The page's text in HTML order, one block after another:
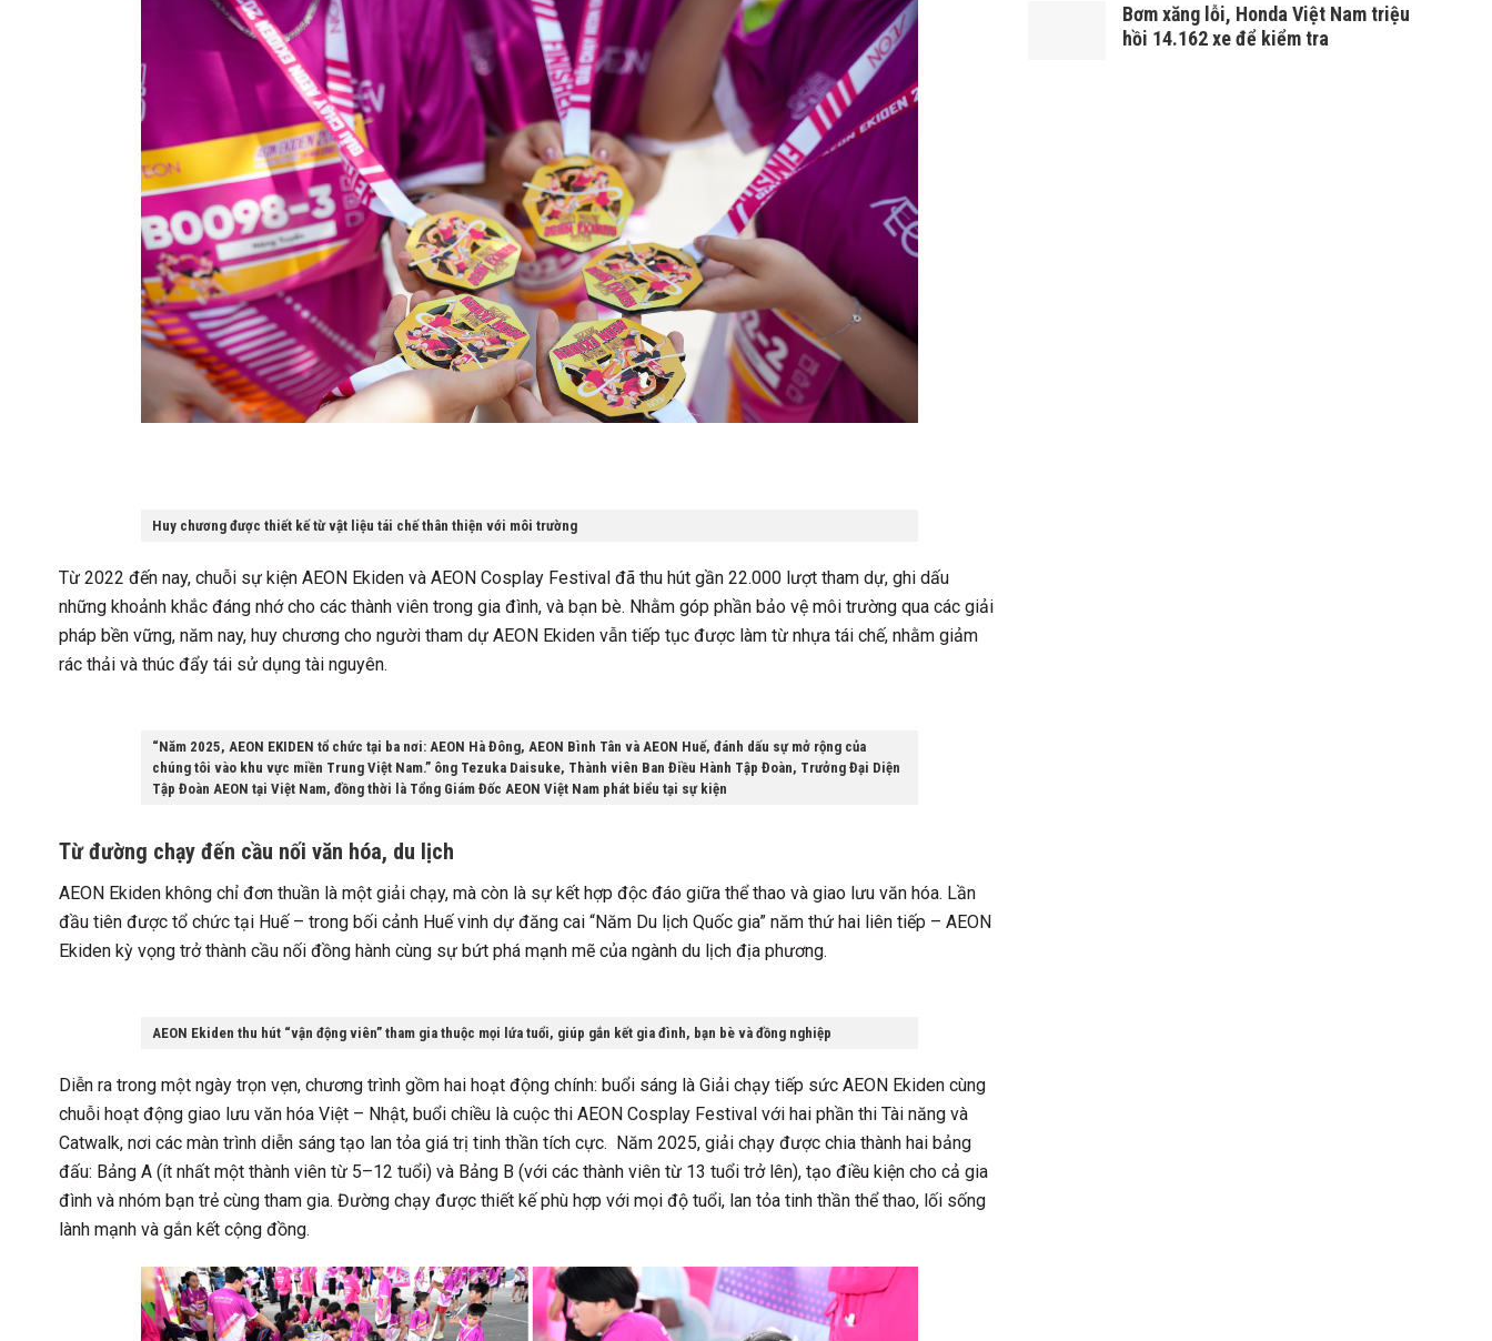
Huy chương được thiết kế từ vật liệu tái chế thân thiện với môi trường
Từ 2022 đến nay, chuỗi sự kiện AEON Ekiden và AEON Cosplay Festival đã thu hút gần 22.000 lượt tham dự, ghi dấu
những khoảnh khắc đáng nhớ cho các thành viên trong gia đình, và bạn bè. Nhằm góp phần bảo vệ môi trường qua các giải
pháp bền vững, năm nay, huy chương cho người tham dự AEON Ekiden vẫn tiếp tục được làm từ nhựa tái chế, nhằm giảm
rác thải và thúc đẩy tái sử dụng tài nguyên.
“Năm 2025, AEON EKIDEN tổ chức tại ba nơi: AEON Hà Đông, AEON Bình Tân và AEON Huế, đánh dấu sự mở rộng của
chúng tôi vào khu vực miền Trung Việt Nam.” ông Tezuka Daisuke, Thành viên Ban Điều Hành Tập Đoàn, Trưởng Đại Diện
Tập Đoàn AEON tại Việt Nam, đồng thời là Tổng Giám Đốc AEON Việt Nam phát biểu tại sự kiện
Từ đường chạy đến cầu nối văn hóa, du lịch
AEON Ekiden không chỉ đơn thuần là một giải chạy, mà còn là sự kết hợp độc đáo giữa thể thao và giao lưu văn hóa. Lần
đầu tiên được tổ chức tại Huế – trong bối cảnh Huế vinh dự đăng cai “Năm Du lịch Quốc gia” năm thứ hai liên tiếp – AEON
Ekiden kỳ vọng trở thành cầu nối đồng hành cùng sự bứt phá mạnh mẽ của ngành du lịch địa phương.
AEON Ekiden thu hút “vận động viên” tham gia thuộc mọi lứa tuổi, giúp gắn kết gia đình, bạn bè và đồng nghiệp
Diễn ra trong một ngày trọn vẹn, chương trình gồm hai hoạt động chính: buổi sáng là Giải chạy tiếp sức AEON Ekiden cùng
chuỗi hoạt động giao lưu văn hóa Việt – Nhật, buổi chiều là cuộc thi AEON Cosplay Festival với hai phần thi Tài năng và
Catwalk, nơi các màn trình diễn sáng tạo lan tỏa giá trị tinh thần tích cực. Năm 2025, giải chạy được chia thành hai bảng
đấu: Bảng A (ít nhất một thành viên từ 5–12 tuổi) và Bảng B (với các thành viên từ 13 tuổi trở lên), tạo điều kiện cho cả gia
đình và nhóm bạn trẻ cùng tham gia. Đường chạy được thiết kế phù hợp với mọi độ tuổi, lan tỏa tinh thần thể thao, lối sống
lành mạnh và gắn kết cộng đồng.
Bơm xăng lỗi, Honda Việt Nam triệu
hồi 14.162 xe để kiểm tra